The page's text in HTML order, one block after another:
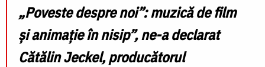
„Poveste despre noi”: muzică de film
și animație în nisip”, ne-a declarat
Cătălin Jeckel, producătorul